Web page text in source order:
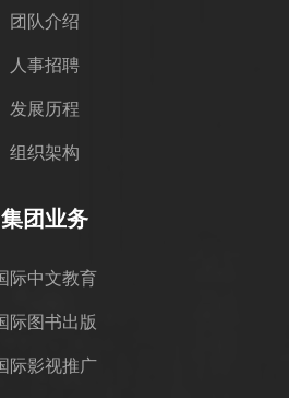
团队介绍
人事招聘
发展历程
组织架构
集团业务
际中文教育
际图书出版
际影视推广